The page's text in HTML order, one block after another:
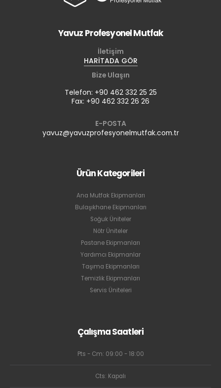
Yavuz Profesyonel Mutfak
İletişim
HARİTADA GÖR
Bize Ulaşın
Telefon: +90 462 332 25 25
Fax: +90 462 332 26 26
E-POSTA
yavuz@yavuzprofesyonelmutfak.com.tr
Ürün Kategorileri
Ana Mutfak Ekipmanları
Bulaşıkhane Ekipmanları
Soğuk Üniteler
Nötr Üniteler
Pastane Ekipmanları
Yardımcı Ekipmanlar
Taşıma Ekipmanları
Temizlik Ekipmanları
Servis Üniteleri
Çalışma Saatleri
Pts - Cm: 09:00 - 18:00
Cts: Kapalı